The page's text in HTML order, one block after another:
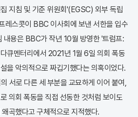
지침 및 기준 위원회'(EGSC) 외부 독립
레스콧이 BBC 이사회에 보낸 서한을 입수
내용은 BBC가 작년 10월 방영한 '트럼프:
큐멘터리에서 2021년 1월 6일 의회 폭동
을 악의적으로 짜깁기했다는 의혹이었다.
서로 다른 세 부분을 교묘하게 이어 붙여,
의회 폭동을 직접 선동한 것처럼 보이도
곡했다고 구체적으로 지적했다.